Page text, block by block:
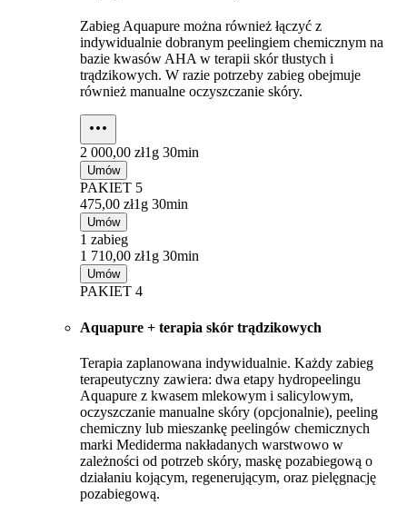
Zabieg Aquapure można również łączyć z
indywidualnie dobranym peelingiem chemicznym na
bazie kwasów AHA w terapii skór tłustych i
trądzikowych. W razie potrzeby zabieg obejmuje
również manualne oczyszczanie skóry.
2 000,00 zł1g 30min
Umów
PAKIET 5
475,00 zł1g 30min
Umów
1 zabieg
1 710,00 zł1g 30min
Umów
PAKIET 4
Aquapure + terapia skór trądzikowych
Terapia zaplanowana indywidualnie. Każdy zabieg
terapeutyczny zawiera: dwa etapy hydropeelingu
Aquapure z kwasem mlekowym i salicylowym,
oczyszczanie manualne skóry (opcjonalnie), peeling
chemiczny lub mieszankę peelingów chemicznych
marki Mediderma nakładanych warstwowo w
zależności od potrzeb skóry, maskę pozabiegową o
działaniu kojącym, regenerującym, oraz pielęgnację
pozabiegową.